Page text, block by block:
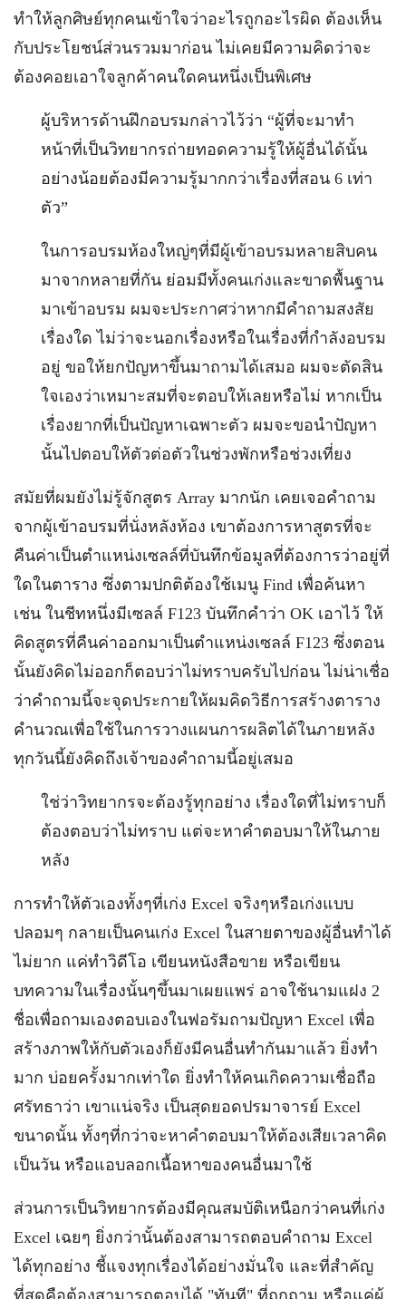
ทำให้ลูกศิษย์ทุกคนเข้าใจว่าอะไรถูกอะไรผิด ต้องเห็น
กับประโยชน์ส่วนรวมมาก่อน ไม่เคยมีความคิดว่าจะ
ต้องคอยเอาใจลูกค้าคนใดคนหนึ่งเป็นพิเศษ
ผู้บริหารด้านฝึกอบรมกล่าวไว้ว่า “ผู้ที่จะมาทำ
หน้าที่เป็นวิทยากรถ่ายทอดความรู้ให้ผู้อื่นได้นั้น
อย่างน้อยต้องมีความรู้มากกว่าเรื่องที่สอน 6 เท่า
ตัว”
ในการอบรมห้องใหญ่ๆที่มีผู้เข้าอบรมหลายสิบคน
มาจากหลายที่กัน ย่อมมีทั้งคนเก่งและขาดพื้นฐาน
มาเข้าอบรม ผมจะประกาศว่าหากมีคำถามสงสัย
เรื่องใด ไม่ว่าจะนอกเรื่องหรือในเรื่องที่กำลังอบรม
อยู่ ขอให้ยกปัญหาขึ้นมาถามได้เสมอ ผมจะตัดสิน
ใจเองว่าเหมาะสมที่จะตอบให้เลยหรือไม่ หากเป็น
เรื่องยากที่เป็นปัญหาเฉพาะตัว ผมจะขอนำปัญหา
นั้นไปตอบให้ตัวต่อตัวในช่วงพักหรือช่วงเที่ยง
สมัยที่ผมยังไม่รู้จักสูตร Array มากนัก เคยเจอคำถาม
จากผู้เข้าอบรมที่นั่งหลังห้อง เขาต้องการหาสูตรที่จะ
คืนค่าเป็นตำแหน่งเซลล์ที่บันทึกข้อมูลที่ต้องการว่าอยู่ที่
ใดในตาราง ซึ่งตามปกติต้องใช้เมนู Find เพื่อค้นหา
เช่น ในชีทหนึ่งมีเซลล์ F123 บันทึกคำว่า OK เอาไว้ ให้
คิดสูตรที่คืนค่าออกมาเป็นตำแหน่งเซลล์ F123 ซึ่งตอน
นั้นยังคิดไม่ออกก็ตอบว่าไม่ทราบครับไปก่อน ไม่น่าเชื่อ
ว่าคำถามนี้จะจุดประกายให้ผมคิดวิธีการสร้างตาราง
คำนวณเพื่อใช้ในการวางแผนการผลิตได้ในภายหลัง
ทุกวันนี้ยังคิดถึงเจ้าของคำถามนี้อยู่เสมอ
ใช่ว่าวิทยากรจะต้องรู้ทุกอย่าง เรื่องใดที่ไม่ทราบก็
ต้องตอบว่าไม่ทราบ แต่จะหาคำตอบมาให้ในภาย
หลัง
การทำให้ตัวเองทั้งๆที่เก่ง Excel จริงๆหรือเก่งแบบ
ปลอมๆ กลายเป็นคนเก่ง Excel ในสายตาของผู้อื่นทำได้
ไม่ยาก แค่ทำวิดีโอ เขียนหนังสือขาย หรือเขียน
บทความในเรื่องนั้นๆขึ้นมาเผยแพร่ อาจใช้นามแฝง 2
ชื่อเพื่อถามเองตอบเองในฟอรัมถามปัญหา Excel เพื่อ
สร้างภาพให้กับตัวเองก็ยังมีคนอื่นทำกันมาแล้ว ยิ่งทำ
มาก บ่อยครั้งมากเท่าใด ยิ่งทำให้คนเกิดความเชื่อถือ
ศรัทธาว่า เขาแน่จริง เป็นสุดยอดปรมาจารย์ Excel
ขนาดนั้น ทั้งๆที่กว่าจะหาคำตอบมาให้ต้องเสียเวลาคิด
เป็นวัน หรือแอบลอกเนื้อหาของคนอื่นมาใช้
ส่วนการเป็นวิทยากรต้องมีคุณสมบัติเหนือกว่าคนที่เก่ง
Excel เฉยๆ ยิ่งกว่านั้นต้องสามารถตอบคำถาม Excel
ได้ทุกอย่าง ชี้แจงทุกเรื่องได้อย่างมั่นใจ และที่สำคัญ
ที่สุดคือต้องสามารถตอบได้ "ทันที" ที่ถูกถาม หรือแค่ผู้